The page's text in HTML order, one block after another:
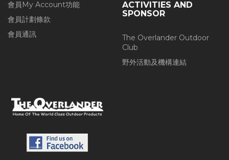
會員My Account功能
會員計劃條款
會員通訊
ACTIVITIES AND
SPONSOR
The Overlander Outdoor
Club
野外活動及機構連結